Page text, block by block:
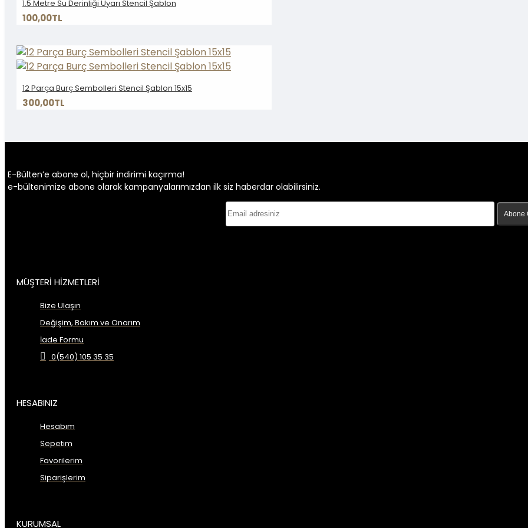
1.5 Metre Su Derinliği Uyarı Stencil Şablon
100,00TL
12 Parça Burç Sembolleri Stencil Şablon 15x15
300,00TL
E-Bülten’e abone ol, hiçbir indirimi kaçırma!
e-bültenimize abone olarak kampanyalarımızdan ilk siz haberdar olabilirsiniz.
Abone
MÜŞTERİ HİZMETLERİ
Bize Ulaşın
Değişim, Bakım ve Onarım
İade Formu
0(540) 105 35 35
HESABINIZ
Hesabım
Sepetim
Favorilerim
Siparişlerim
KURUMSAL